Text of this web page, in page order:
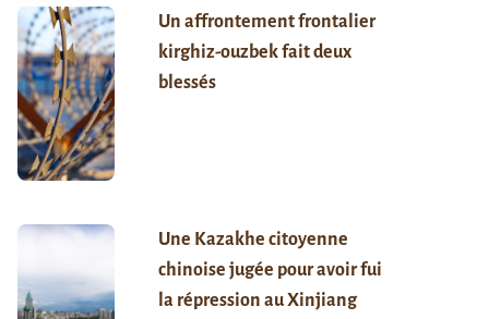
Un affrontement frontalier
kirghiz-ouzbek fait deux
blessés
Une Kazakhe citoyenne
chinoise jugée pour avoir fui
la répression au Xinjiang